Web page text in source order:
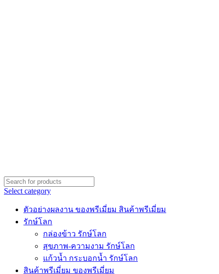
Select category
ตัวอย่างผลงาน ของพรีเมี่ยม สินค้าพรีเมี่ยม
รักษ์โลก
กล่องข้าว รักษ์โลก
สุขภาพ-ความงาม รักษ์โลก
แก้วน้ำ กระบอกน้ำ รักษ์โลก
สินค้าพรีเมี่ยม ของพรีเมี่ยม